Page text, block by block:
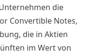
die
Convertible Notes,
die in Aktien
im Wert von